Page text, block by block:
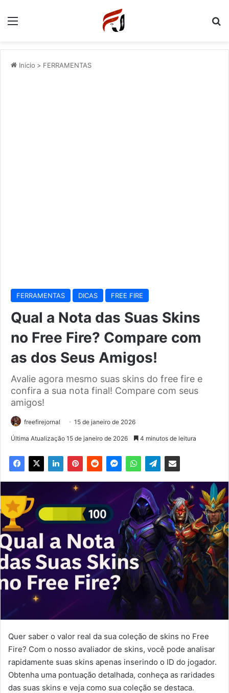
Menu
Inicio > FERRAMENTAS
FERRAMENTAS DICAS FREE FIRE
Qual a Nota das Suas Skins
no Free Fire? Compare com
as dos Seus Amigos!
Avalie agora mesmo suas skins do free fire e
confira a sua nota final! Compare com seus
amigos!
freefirejornal 15 de janeiro de 2026
Última Atualização 15 de janeiro de 2026 4 minutos de leitura
Quer saber o valor real da sua coleção de skins no Free
Fire? Com o nosso avaliador de skins, você pode analisar
rapidamente suas skins apenas inserindo o ID do jogador.
Obtenha uma pontuação detalhada, conheça as raridades
das suas skins e veja como sua coleção se destaca.